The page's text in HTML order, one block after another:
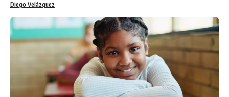
Diego Velázquez